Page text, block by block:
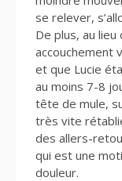
se relever,
De plus, au
accouchement
et que Lucie
au moins 7-8
tête de mule,
très vite
des allers-
qui est une
douleur.